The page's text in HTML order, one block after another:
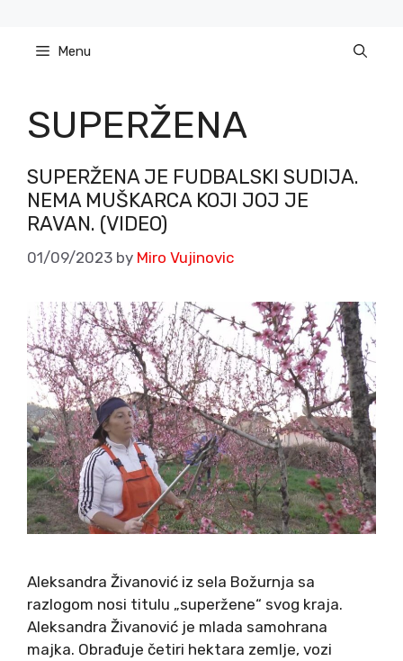
content Menu
SUPERŽENA
SUPERŽENA JE FUDBALSKI SUDIJA.
NEMA MUŠKARCA KOJI JOJ JE
RAVAN. (VIDEO)
01/09/2023 by Miro Vujinovic
Aleksandra Živanović iz sela Božurnja sa
razlogom nosi titulu „superžene“ svog kraja.
Aleksandra Živanović je mlada samohrana
majka. Obrađuje četiri hektara zemlje, vozi